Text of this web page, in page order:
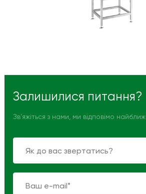
Залишилися питання?
Зв'яжіться з нами, ми відповімо